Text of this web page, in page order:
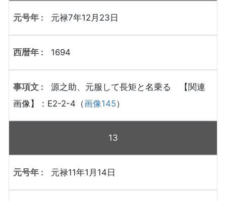
元禄7年12月23日
1694
源之助、元服して長矩と名乗る 【関連
画像】：E2-2-4（画像145）
13
元禄11年1月14日